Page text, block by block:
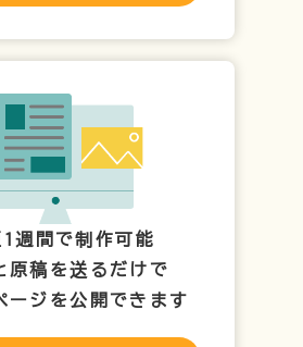
1週間で制作可能
原稿を送るだけで
ージを公開できます